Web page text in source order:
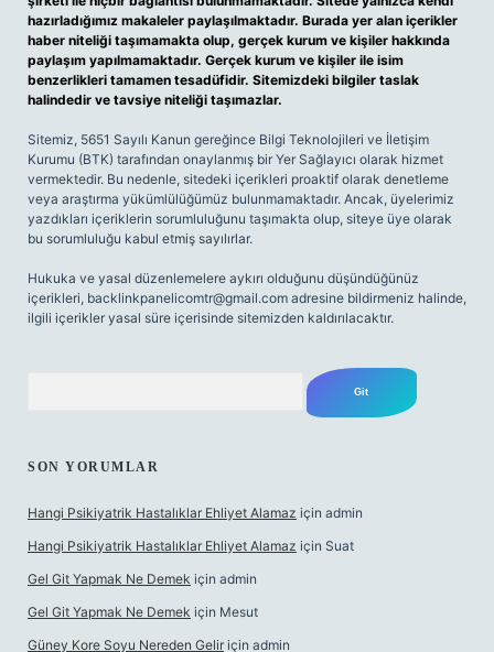
hazırladığımız makaleler paylaşılmaktadır. Burada yer alan içerikler
haber niteliği taşımamakta olup, gerçek kurum ve kişiler hakkında
paylaşım yapılmamaktadır. Gerçek kurum ve kişiler ile isim
benzerlikleri tamamen tesadüfidir. Sitemizdeki bilgiler taslak
halindedir ve tavsiye niteliği taşımazlar.
Sitemiz, 5651 Sayılı Kanun gereğince Bilgi Teknolojileri ve İletişim
Kurumu (BTK) tarafından onaylanmış bir Yer Sağlayıcı olarak hizmet
vermektedir. Bu nedenle, sitedeki içerikleri proaktif olarak denetleme
veya araştırma yükümlülüğümüz bulunmamaktadır. Ancak, üyelerimiz
yazdıkları içeriklerin sorumluluğunu taşımakta olup, siteye üye olarak
bu sorumluluğu kabul etmiş sayılırlar.
Hukuka ve yasal düzenlemelere aykırı olduğunu düşündüğünüz
içerikleri, backlinkpanelicomtr@gmail.com adresine bildirmeniz halinde,
ilgili içerikler yasal süre içerisinde sitemizden kaldırılacaktır.
SON YORUMLAR
Hangi Psikiyatrik Hastalıklar Ehliyet Alamaz için admin
Hangi Psikiyatrik Hastalıklar Ehliyet Alamaz için Suat
Gel Git Yapmak Ne Demek için admin
Gel Git Yapmak Ne Demek için Mesut
Güney Kore Soyu Nereden Gelir için admin